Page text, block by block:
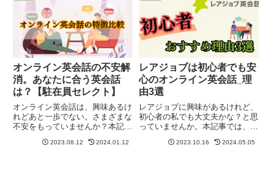
本人講師を体験してみてくださ
い。
の良さがわかりますよ。
オンライン英会話の不安解
消。あなたに合う英会話
は？【駐在員セレクト】
オンライン英会話は、興味あるけ
れどあと一歩でない。さまざまな
不安をもっていませんか？本記事
おすすめなのかを紹介していま
2023.08.12 2024.01.12
レアジョブは初心者でも安
心のオンライン英会話_理
由3選
レアジョブに興味があるけれど、
初心者の私でも大丈夫かな？と思
っていませんか。本記事では、レ
介するとともに、なぜ初心者にお
2023.10.16 2024.05.05